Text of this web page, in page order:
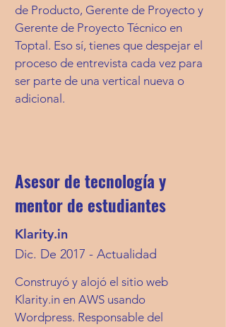
de Producto, Gerente de Proyecto y
Gerente de Proyecto Técnico en
Toptal. Eso sí, tienes que despejar el
proceso de entrevista cada vez para
ser parte de una vertical nueva o
adicional.
Asesor de tecnología y
mentor de estudiantes
Klarity.in
Dic. De 2017 - Actualidad
Construyó y alojó el sitio web
Klarity.in en AWS usando
Wordpress. Responsable del